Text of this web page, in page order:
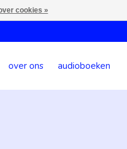
over ons audioboeken
cookies »